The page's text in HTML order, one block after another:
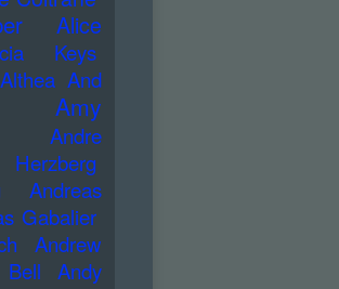
Alice
Keys
Althea And
Amy
Andre
Herzberg
Andreas
Gabalier
Andrew
Bell
Andy